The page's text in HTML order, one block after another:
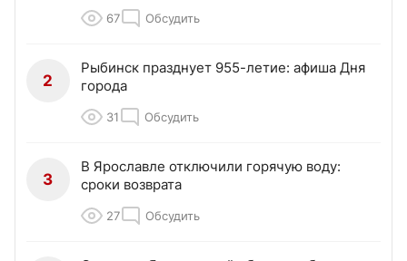
67 Обсудить
2
Рыбинск празднует 955-летие: афиша Дня
города
31 Обсудить
3
В Ярославле отключили горячую воду:
сроки возврата
27 Обсудить